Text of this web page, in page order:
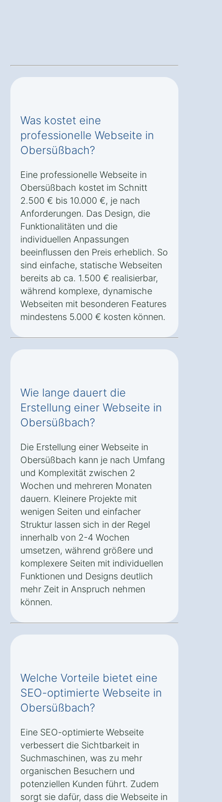
Was kostet eine
professionelle Webseite in
Obersüßbach?
Eine professionelle Webseite in
Obersüßbach kostet im Schnitt
2.500 € bis 10.000 €, je nach
Anforderungen. Das Design, die
Funktionalitäten und die
individuellen Anpassungen
beeinflussen den Preis erheblich. So
sind einfache, statische Webseiten
bereits ab ca. 1.500 € realisierbar,
während komplexe, dynamische
Webseiten mit besonderen Features
mindestens 5.000 € kosten können.
Wie lange dauert die
Erstellung einer Webseite in
Obersüßbach?
Die Erstellung einer Webseite in
Obersüßbach kann je nach Umfang
und Komplexität zwischen 2
Wochen und mehreren Monaten
dauern. Kleinere Projekte mit
wenigen Seiten und einfacher
Struktur lassen sich in der Regel
innerhalb von 2-4 Wochen
umsetzen, während größere und
komplexere Seiten mit individuellen
Funktionen und Designs deutlich
mehr Zeit in Anspruch nehmen
können.
Welche Vorteile bietet eine
SEO-optimierte Webseite in
Obersüßbach?
Eine SEO-optimierte Webseite
verbessert die Sichtbarkeit in
Suchmaschinen, was zu mehr
organischen Besuchern und
potenziellen Kunden führt. Zudem
sorgt sie dafür, dass die Webseite in